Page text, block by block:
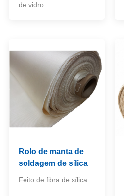
de vidro.
Rolo de manta de
soldagem de sílica
Feito de fibra de sílica.